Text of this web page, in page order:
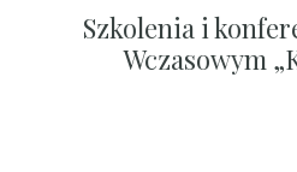
Szkolenia i
Wczasowym